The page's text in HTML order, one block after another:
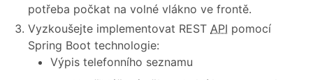
potřeba počkat na volné vlákno ve frontě.
Vyzkoušejte implementovat REST API pomocí
Spring Boot technologie:
Výpis telefonního seznamu